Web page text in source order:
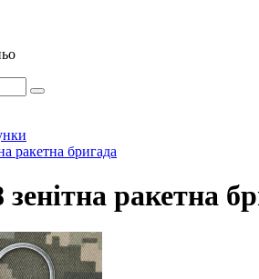
ракетна бригада
ракетна